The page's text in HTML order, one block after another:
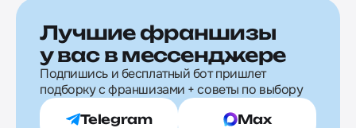
Лучшие франшизы
у вас в мессенджере
Подпишись и бесплатный бот пришлет
подборку с франшизами + советы по выбору
Telegram Max